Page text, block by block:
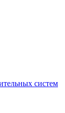
систем